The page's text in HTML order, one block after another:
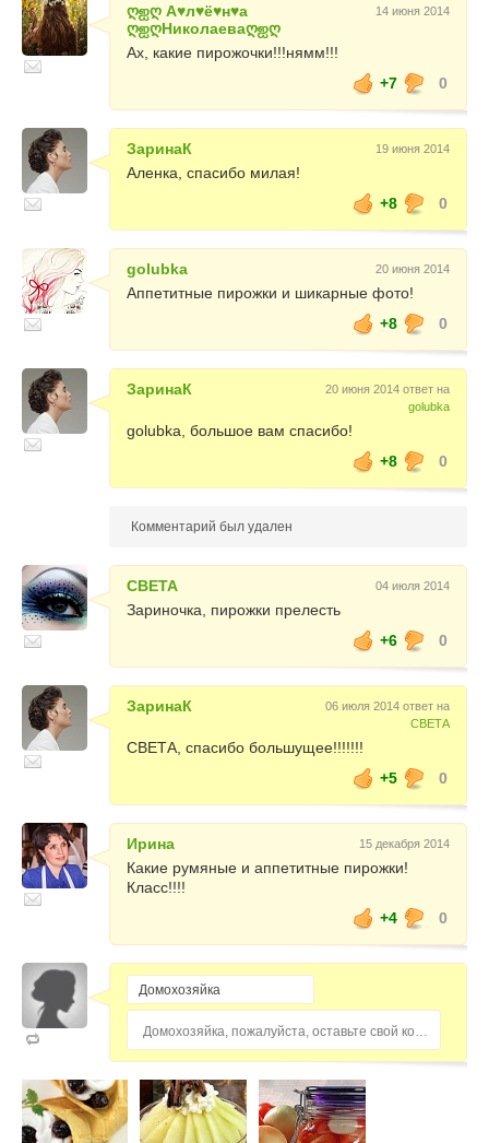
ღஐღ A♥л♥ё♥н♥а
ღஐღНиколаеваღஐღ
14 июня 2014
Ах, какие пирожочки!!!нямм!!!
+7
0
ЗаринаК 19 июня 2014
Аленка, спасибо милая!
+8
0
golubka 20 июня 2014
Аппетитные пирожки и шикарные фото!
+8
0
ЗаринаК
20 июня 2014 ответ на
golubka
golubka, большое вам спасибо!
+8
0
Комментарий был удален
СВЕТА 04 июля 2014
Зариночка, пирожки прелесть
+6
0
ЗаринаК
06 июля 2014 ответ на
СВЕТА
СВЕТА, спасибо большущее!!!!!!!
+5
0
Ирина 15 декабря 2014
Какие румяные и аппетитные пирожки!
Класс!!!!
+4
0
Домохозяйка, пожалуйста, оставьте свой комментарий...